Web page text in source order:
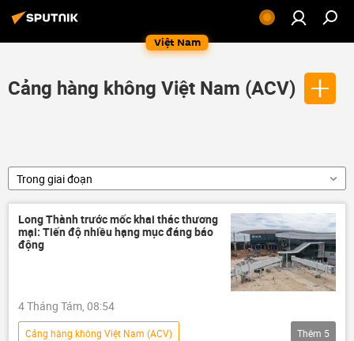
Việt Nam
Cảng hàng không Việt Nam (ACV)
Trong giai đoạn
Long Thành trước mốc khai thác thương
mại: Tiến độ nhiều hạng mục đáng báo
động
4 Tháng Tám, 08:54
Cảng hàng không Việt Nam (ACV)
Thêm 5